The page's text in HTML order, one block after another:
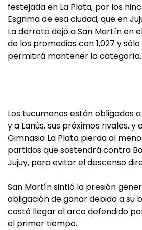
festejada en La Plata, por los
Esgrima de esa ciudad, que en
La derrota dejó a San Martín en
de los promedios con 1,027 y
permitirá mantener la categoría.
Los tucumanos están obligados
y a Lanús, sus próximos rivales, y
Gimnasia La Plata pierda al
partidos que sostendrá contra
Jujuy, para evitar el descenso
San Martín sintió la presión
obligación de ganar debido a su
costó llegar al arco defendido
el primer tiempo.